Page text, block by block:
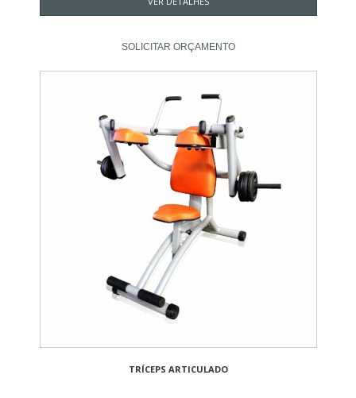
SOLICITAR ORÇAMENTO
TRÍCEPS ARTICULADO